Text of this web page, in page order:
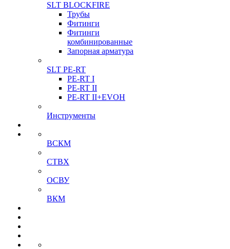
SLT BLOCKFIRE
Трубы
Фитинги
Фитинги
комбинированные
Запорная арматура
SLT PE-RT
PE-RT I
PE-RT II
PE-RT II+EVOH
Инструменты
ВСКМ
СТВХ
ОСВУ
ВКМ